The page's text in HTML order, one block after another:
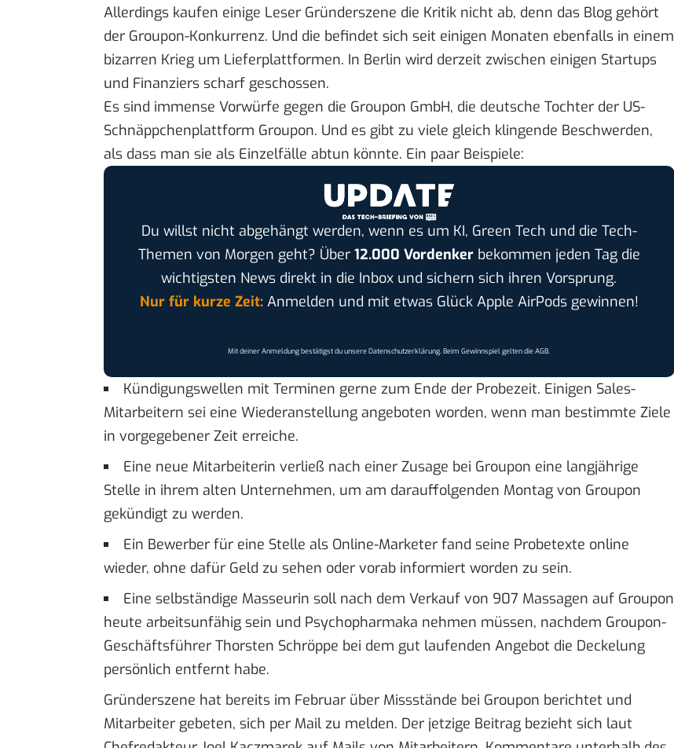
Allerdings kaufen einige Leser Gründerszene die Kritik nicht ab, denn das Blog gehört
der Groupon-Konkurrenz. Und die befindet sich seit einigen Monaten ebenfalls in einem
bizarren Krieg um Lieferplattformen. In Berlin wird derzeit zwischen einigen Startups
und Finanziers scharf geschossen.
Es sind immense Vorwürfe gegen die Groupon GmbH, die deutsche Tochter der US-
Schnäppchenplattform Groupon. Und es gibt zu viele gleich klingende Beschwerden,
als dass man sie als Einzelfälle abtun könnte. Ein paar Beispiele:
Du willst nicht abgehängt werden, wenn es um KI, Green Tech und die Tech-
Themen von Morgen geht? Über 12.000 Vordenkerbekommen jeden Tag die
wichtigsten News direkt in die Inbox und sichern sich ihren Vorsprung.
Nur für kurze Zeit:Anmelden und mit etwas Glück Apple AirPods gewinnen!
Mit deiner Anmeldung bestätigst du unsereDatenschutzerklärung. Beim Gewinnspiel gelten dieAGB.
Kündigungswellen mit Terminen gerne zum Ende der Probezeit. Einigen Sales-
Mitarbeitern sei eine Wiederanstellung angeboten worden, wenn man bestimmte Ziele
in vorgegebener Zeit erreiche.
Eine neue Mitarbeiterin verließ nach einer Zusage bei Groupon eine langjährige
Stelle in ihrem alten Unternehmen, um am darauffolgenden Montag von Groupon
gekündigt zu werden.
Ein Bewerber für eine Stelle als Online-Marketer fand seine Probetexte online
wieder, ohne dafür Geld zu sehen oder vorab informiert worden zu sein.
Eine selbständige Masseurin soll nach dem Verkauf von 907 Massagen auf Groupon
heute arbeitsunfähig sein und Psychopharmaka nehmen müssen, nachdem Groupon-
Geschäftsführer Thorsten Schröppe bei dem gut laufenden Angebot die Deckelung
persönlich entfernt habe.
Gründerszene hat bereits im Februar über Missstände bei Groupon berichtet und
Mitarbeiter gebeten, sich per Mail zu melden. Der jetzige Beitrag bezieht sich laut